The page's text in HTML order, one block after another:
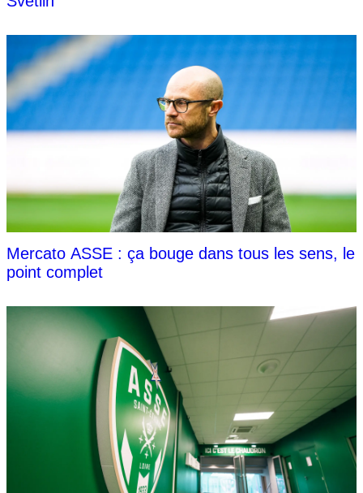
Mercato ASSE : ça bouge dans tous les sens, le
point complet